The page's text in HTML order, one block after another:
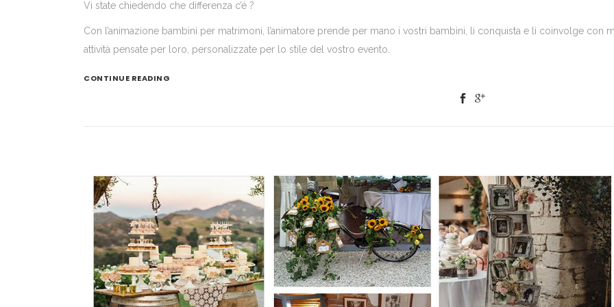
Vi state chiedendo che differenza c’é ?
Con l’animazione bambini per matrimoni, l’animatore prende per mano i vostri bambini, li conquista e li coinvolge con
attività pensate per loro, personalizzate per lo stile del vostro evento.
CONTINUE READING